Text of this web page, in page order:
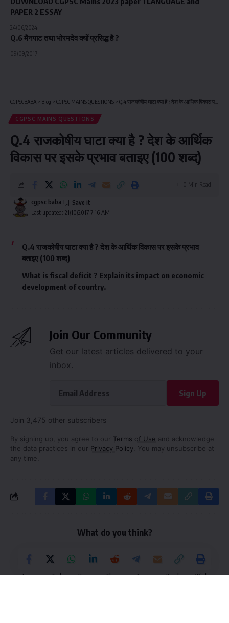
PAPER 2 ESSAY
24/06/2024
Q.6 मैनपाट तथा भोरमदेव क्यों प्रसिद्ध है ?
09/09/2017
CGPSCBABA > Blog > CGPSC MAINS QUESTIONS > Q.4 राजकोषीय घाटा क्या है ? देश के आर्थिक विकास पर इसके प्रभाव बताइए (100 शब्द)
CGPSC MAINS QUESTIONS
Q.4 राजकोषीय घाटा क्या है ? देश के आर्थिक
विकास पर इसके प्रभाव बताइए (100 शब्द)
Last updated: 21/10/2017 7:16 AM
cgpsc baba
0 Min Read
Q.4 राजकोषीय घाटा क्या है ? देश के आर्थिक विकास पर इसके प्रभाव
बताइए (100 शब्द)
What is fiscal deficit ? Explain its impact on economic
development of country.
Join Our Community
Get our latest articles delivered to your
inbox.
Sign Up
Join 3,475 other subscribers
By signing up, you agree to our Terms of Use and acknowledge
the data practices in our Privacy Policy . You may unsubscribe at
any time.
What do you think?
Love Sad Happy Sleepy Angry Dead Wink